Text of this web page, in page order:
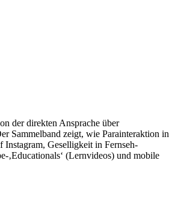
der direkten Ansprache über
Sammelband zeigt, wie Parainteraktion in
Instagram, Geselligkeit in Fernseh-
‚Educationals‘ (Lernvideos) und mobile